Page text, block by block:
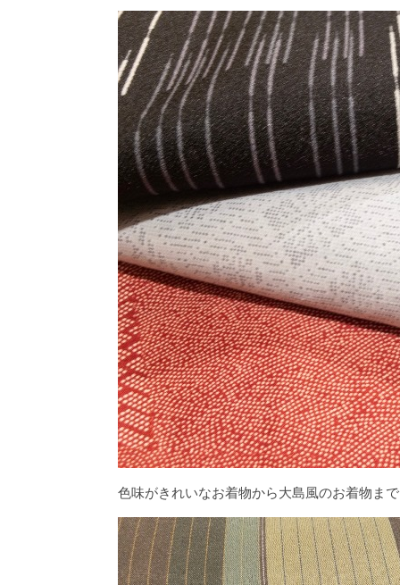
色味がきれいなお着物から大島風のお着物ま